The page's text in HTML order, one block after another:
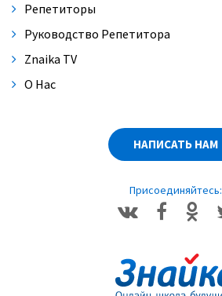
Репетиторы
Руководство Репетитора
Znaika TV
О Нас
НАПИСАТЬ НАМ
Присоединяйтесь: